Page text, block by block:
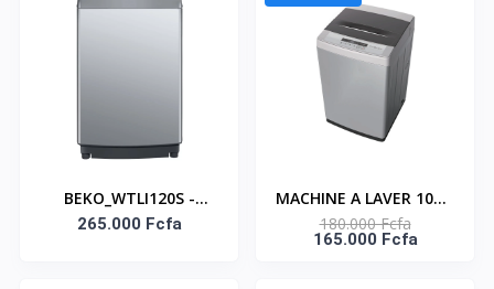
BEKO_WTLI120S -
MACHINE A LAVER
265.000 Fcfa
MACHINE A LAVER 10KG
TOP LOAD
AUTOMATIQUE -
180.000 Fcfa
165.000 Fcfa